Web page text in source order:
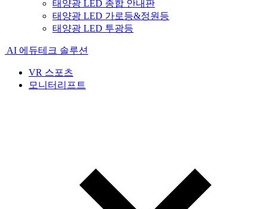
태양광 LED 종합 안내판
태양광 LED 가로등&정원등
태양광 LED 투광등
AI 에듀테크 솔루션
VR 스포츠
모니터리프트